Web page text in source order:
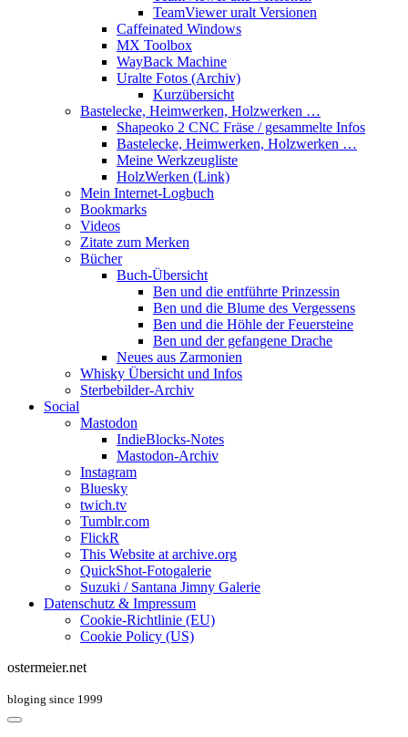
TeamViewer uralt Versionen
Caffeinated Windows
MX Toolbox
WayBack Machine
Uralte Fotos (Archiv)
Kurzübersicht
Bastelecke, Heimwerken, Holzwerken …
Shapeoko 2 CNC Fräse / gesammelte Infos
Bastelecke, Heimwerken, Holzwerken …
Meine Werkzeugliste
HolzWerken (Link)
Mein Internet-Logbuch
Bookmarks
Videos
Zitate zum Merken
Bücher
Buch-Übersicht
Ben und die entführte Prinzessin
Ben und die Blume des Vergessens
Ben und die Höhle der Feuersteine
Ben und der gefangene Drache
Neues aus Zarmonien
Whisky Übersicht und Infos
Sterbebilder-Archiv
Social
Mastodon
IndieBlocks-Notes
Mastodon-Archiv
Instagram
Bluesky
twich.tv
Tumblr.com
FlickR
This Website at archive.org
QuickShot-Fotogalerie
Suzuki / Santana Jimny Galerie
Datenschutz & Impressum
Cookie-Richtlinie (EU)
Cookie Policy (US)
ostermeier.net
bloging since 1999